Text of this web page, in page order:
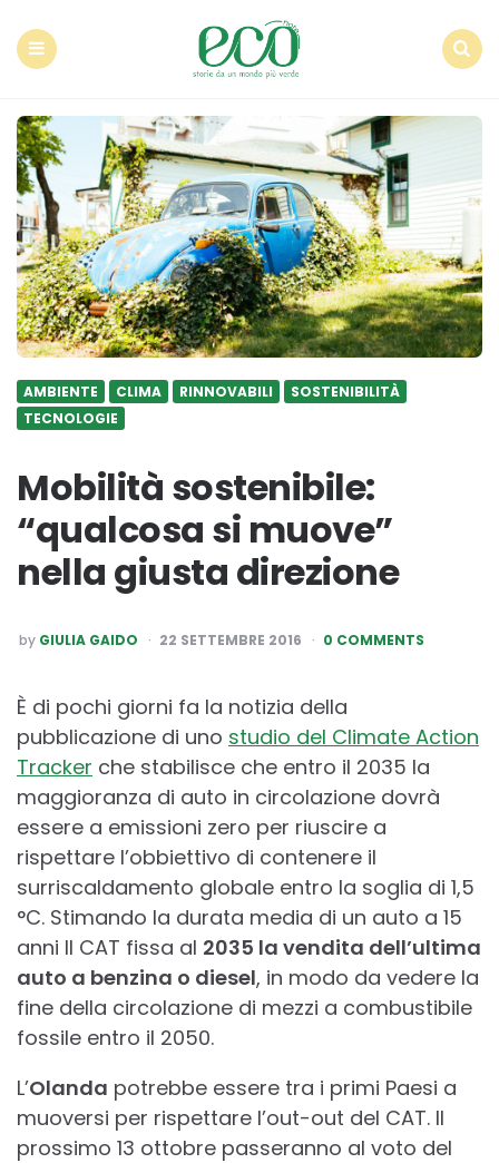
AMBIENTE CLIMA RINNOVABILI
SOSTENIBILITÀ
TECNOLOGIE
Mobilità sostenibile:
“qualcosa si muove”
nella giusta direzione
POSTED
BY
by GIULIA GAIDO 22 SETTEMBRE 2016 0 COMMENTS
È di pochi giorni fa la notizia della
pubblicazione di uno studio del Climate Action
Tracker che stabilisce che entro il 2035 la
maggioranza di auto in circolazione dovrà
essere a emissioni zero per riuscire a
rispettare l’obbiettivo di contenere il
surriscaldamento globale entro la soglia di 1,5
°C. Stimando la durata media di un auto a 15
anni Il CAT fissa al 2035 la vendita dell’ultima
auto a benzina o diesel, in modo da vedere la
fine della circolazione di mezzi a combustibile
fossile entro il 2050.
L’Olanda potrebbe essere tra i primi Paesi a
muoversi per rispettare l’out-out del CAT. Il
prossimo 13 ottobre passeranno al voto del